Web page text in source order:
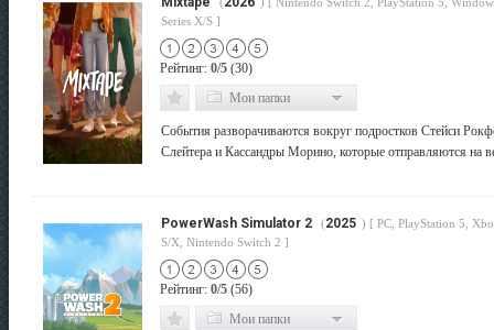
Series X/S ]
Рейтинг: 0/5 (30)
Мои папки
События разворачиваются вокруг подростков Стейси
Слейтера и Кассандры Морино, которые отправляются на
PowerWash Simulator 2 (2025 ) [ PC, PlayStation 5,
S/X, Nintendo Switch 2 ]
Рейтинг: 0/5 (56)
Мои папки